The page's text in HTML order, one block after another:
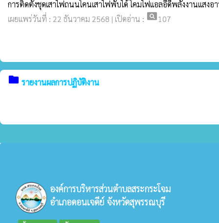
การติดตั้งชุดเสาไฟถนนโคนเสาไฟพับได้ โคมไฟแอลอีดีพลังงานแส
เผยแพร่วันที่ : 22 ธันวาคม 2568 | เปิดอ่าน : pageview107
folder รายงานผลการปฏิบัติงาน
องค์การบริหารส่วนตำบลสระกระโจม
อำเภอดอนเจดีย์ จังหวัดสุพรรณบุรี